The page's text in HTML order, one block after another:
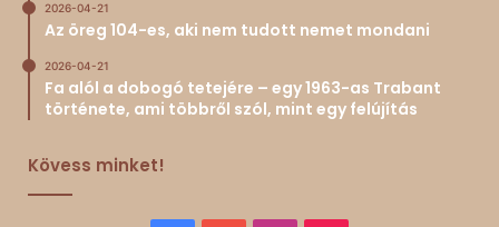
2026-04-21
Az öreg 104-es, aki nem tudott nemet mondani
2026-04-21
Fa alól a dobogó tetejére – egy 1963-as Trabant
története, ami többről szól, mint egy felújítás
Kövess minket!